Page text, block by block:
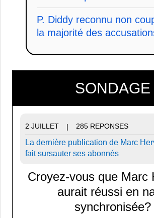
P. Diddy reconnu non
la majorité des
SONDAGE
2 JUILLET | 285 REPONSES
La dernière publication de Marc
fait sursauter ses abonnés
Croyez-vous que Marc
aurait réussi en
synchronisée?